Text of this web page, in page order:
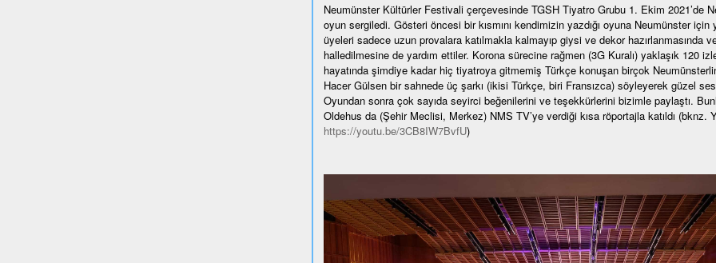
Neumünster Kültürler Festivali çerçevesinde TGSH Tiyatro Grubu 1. Ekim 2021’de
oyun sergiledi. Gösteri öncesi bir kısmını kendimizin yazdığı oyuna Neumünster
üyeleri sadece uzun provalara katılmakla kalmayıp giysi ve dekor hazırlanmasında
halledilmesine de yardım ettiler. Korona sürecine rağmen (3G Kuralı) yaklaşık 120
hayatında şimdiye kadar hiç tiyatroya gitmemiş Türkçe konuşan birçok
Hacer Gülsen bir sahnede üç şarkı (ikisi Türkçe, biri Fransızca) söyleyerek güzel
Oyundan sonra çok sayıda seyirci beğenilerini ve teşekkürlerini bizimle paylaştı.
Oldehus da (Şehir Meclisi, Merkez) NMS TV’ye verdiği kısa röportajla katıldı (bknz.
https://youtu.be/3CB8IW7BvfU)